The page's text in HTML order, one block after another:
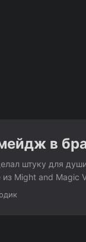
в
штуку для
Might and Magic
Arcomage —